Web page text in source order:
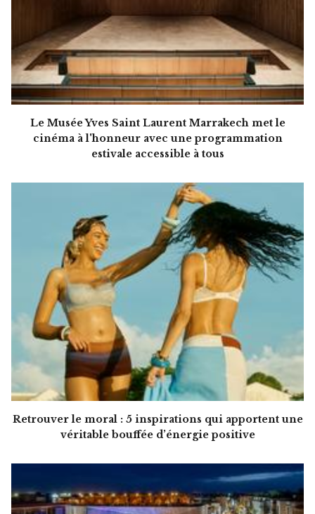
Le Musée Yves Saint Laurent Marrakech met le
cinéma à l'honneur avec une programmation
estivale accessible à tous
Retrouver le moral : 5 inspirations qui apportent une
véritable bouffée d’énergie positive